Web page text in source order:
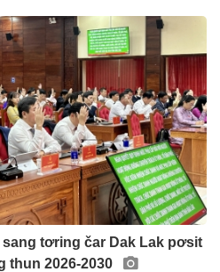
tơring čar Dak Lak pơsit
thun 2026-2030